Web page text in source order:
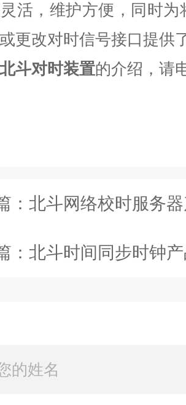
活，维护方便，同时
更改对时信号接口提供
北斗对时装置的介绍，请
： 北斗网络校时服务
： 北斗时间同步时钟